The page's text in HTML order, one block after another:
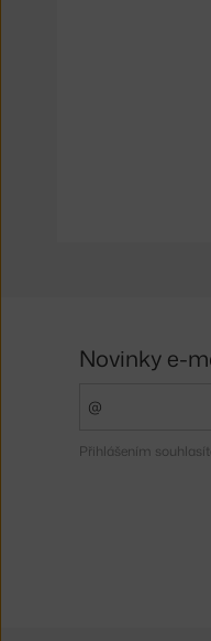
Novinky e-
Přihlášením